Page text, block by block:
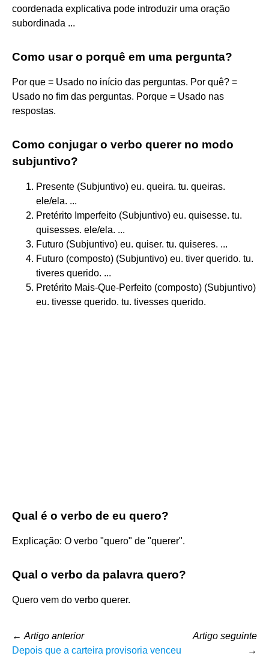
coordenada explicativa pode introduzir uma oração
subordinada ...
Como usar o porquê em uma pergunta?
Por que = Usado no início das perguntas. Por quê? =
Usado no fim das perguntas. Porque = Usado nas
respostas.
Como conjugar o verbo querer no modo
subjuntivo?
Presente (Subjuntivo) eu. queira. tu. queiras.
ele/ela. ...
Pretérito Imperfeito (Subjuntivo) eu. quisesse. tu.
quisesses. ele/ela. ...
Futuro (Subjuntivo) eu. quiser. tu. quiseres. ...
Futuro (composto) (Subjuntivo) eu. tiver querido. tu.
tiveres querido. ...
Pretérito Mais-Que-Perfeito (composto) (Subjuntivo)
eu. tivesse querido. tu. tivesses querido.
Qual é o verbo de eu quero?
Explicação: O verbo "quero" de "querer".
Qual o verbo da palavra quero?
Quero vem do verbo querer.
← Artigo anterior
Depois que a carteira provisoria venceu
Artigo seguinte
→